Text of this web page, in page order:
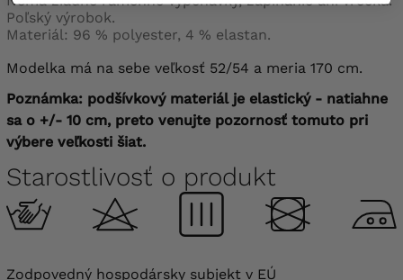
Poľský výrobok.
Materiál: 96 % polyester, 4 % elastan.
Modelka má na sebe veľkosť 52/54 a meria 170 cm.
Poznámka: podšívkový materiál je elastický - natiahne
sa o +/- 10 cm, preto venujte pozornosť tomuto pri
výbere veľkosti šiat.
Starostlivosť o produkt
Zodpovedný hospodársky subjekt v EÚ